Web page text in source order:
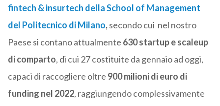
fintech & insurtech della School of Management
del Politecnico di Milano,secondo cui nel nostro
Paese si contano attualmente 630 startup e scaleup
di comparto, di cui 27 costituite da gennaio ad oggi,
capaci di raccogliere oltre 900 milioni di euro di
funding nel 2022, raggiungendo complessivamente